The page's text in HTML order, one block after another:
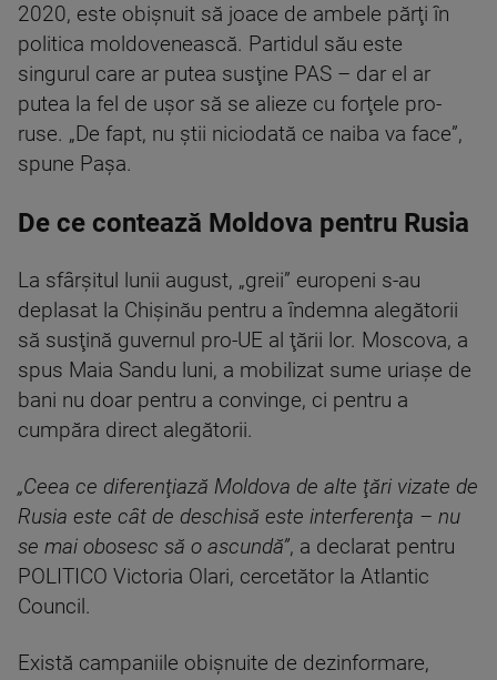
2020, este obişnuit să joace de ambele părţi în
politica moldovenească. Partidul său este
singurul care ar putea susţine PAS – dar el ar
putea la fel de uşor să se alieze cu forţele pro-
ruse. „De fapt, nu ştii niciodată ce naiba va face”,
spune Paşa.
De ce contează Moldova pentru Rusia
La sfârşitul lunii august, „greii” europeni s-au
deplasat la Chişinău pentru a îndemna alegătorii
să susţină guvernul pro-UE al ţării lor. Moscova, a
spus Maia Sandu luni, a mobilizat sume uriaşe de
bani nu doar pentru a convinge, ci pentru a
cumpăra direct alegătorii.
„Ceea ce diferenţiază Moldova de alte ţări vizate de
Rusia este cât de deschisă este interferenţa – nu
se mai obosesc să o ascundă”, a declarat pentru
POLITICO Victoria Olari, cercetător la Atlantic
Council.
Există campaniile obişnuite de dezinformare,